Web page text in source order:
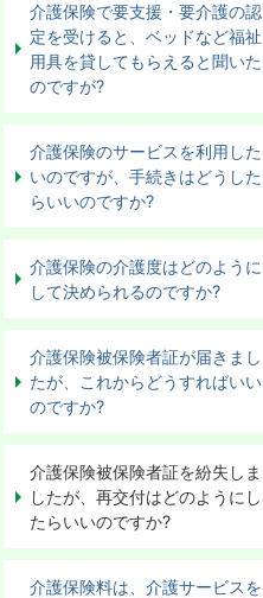
介護保険で要支援・要介護の認
定を受けると、ベッドなど福祉
用具を貸してもらえると聞いた
のですが?
介護保険のサービスを利用した
いのですが、手続きはどうした
らいいのですか?
介護保険の介護度はどのように
して決められるのですか?
介護保険被保険者証が届きまし
たが、これからどうすればいい
のですか?
介護保険被保険者証を紛失しま
したが、再交付はどのようにし
たらいいのですか?
介護保険料は、介護サービスを